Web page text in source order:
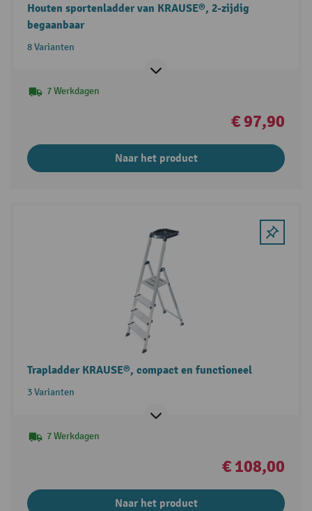
Houten sportenladder van KRAUSE®, 2-zijdig
begaanbaar
8 Varianten
7 Werkdagen
€ 97,90
Naar het product
Trapladder KRAUSE®, compact en functioneel
3 Varianten
7 Werkdagen
€ 108,00
Naar het product